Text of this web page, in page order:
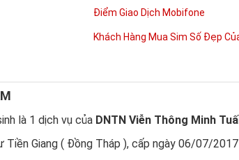
danh sự nghiệp, làm ăn kinh doanh phát triển hay
trị nữa của sim Tứ Quý 2 là mang lại sự may mắn.
Điểm Giao Dịch Mobifone
Khách Hàng Mua Sim Số Đẹp
là 1 dịch vụ của DNTN Viễn Thông Minh
Tiền Giang ( Đồng Tháp ), cấp ngày 06/07/2017